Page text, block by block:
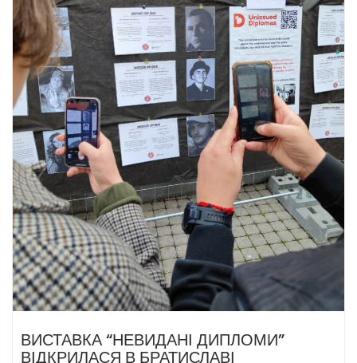
ВИСТАВКА “НЕВИДАНІ ДИПЛОМИ”
ВІДКРИЛАСЯ В БРАТИСЛАВІ